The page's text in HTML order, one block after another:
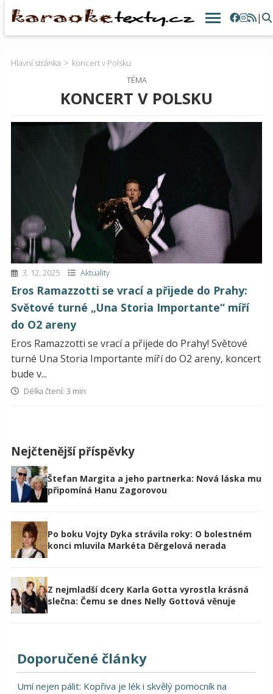
|
Hlavní stránka
koncert v Polsku
TÉMA
KONCERT V POLSKU
3. 12. 2025 Aktuality
Eros Ramazzotti se vrací a přijede do Prahy:
Světové turné „Una Storia Importante“ míří
do O2 areny
Eros Ramazzotti se vrací a přijede do Prahy! Světové
turné Una Storia Importante míří do O2 areny, koncert
bude v...
Délka čtení: 3 min
Nejčtenější příspěvky
Štefan Margita a jeho partnerka: Nová láska mu
připomíná Hanu Zagorovou
Po boku Vojty Dyka strávila roky: O bolestném
konci mluvila Markéta Děrgelová nerada
Z nejmladší dcery Karla Gotta vyrostla krásná
slečna: Čemu se dnes Nelly Gottová věnuje
Doporučené články
Umí nejen pálit: Kopřiva je lék i skvělý pomocník na